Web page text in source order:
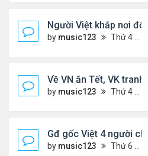
Người Việt khắp nơi
by music123 Thứ 4 Tháng 2 11, 2026 7:58 pm
Về VN ăn Tết, VK
by music123 Thứ 4 Tháng 2 11, 2026 7:47 pm
Gđ gốc Việt 4 người
by music123 Thứ 6 Tháng 2 06, 2026 6:09 pm